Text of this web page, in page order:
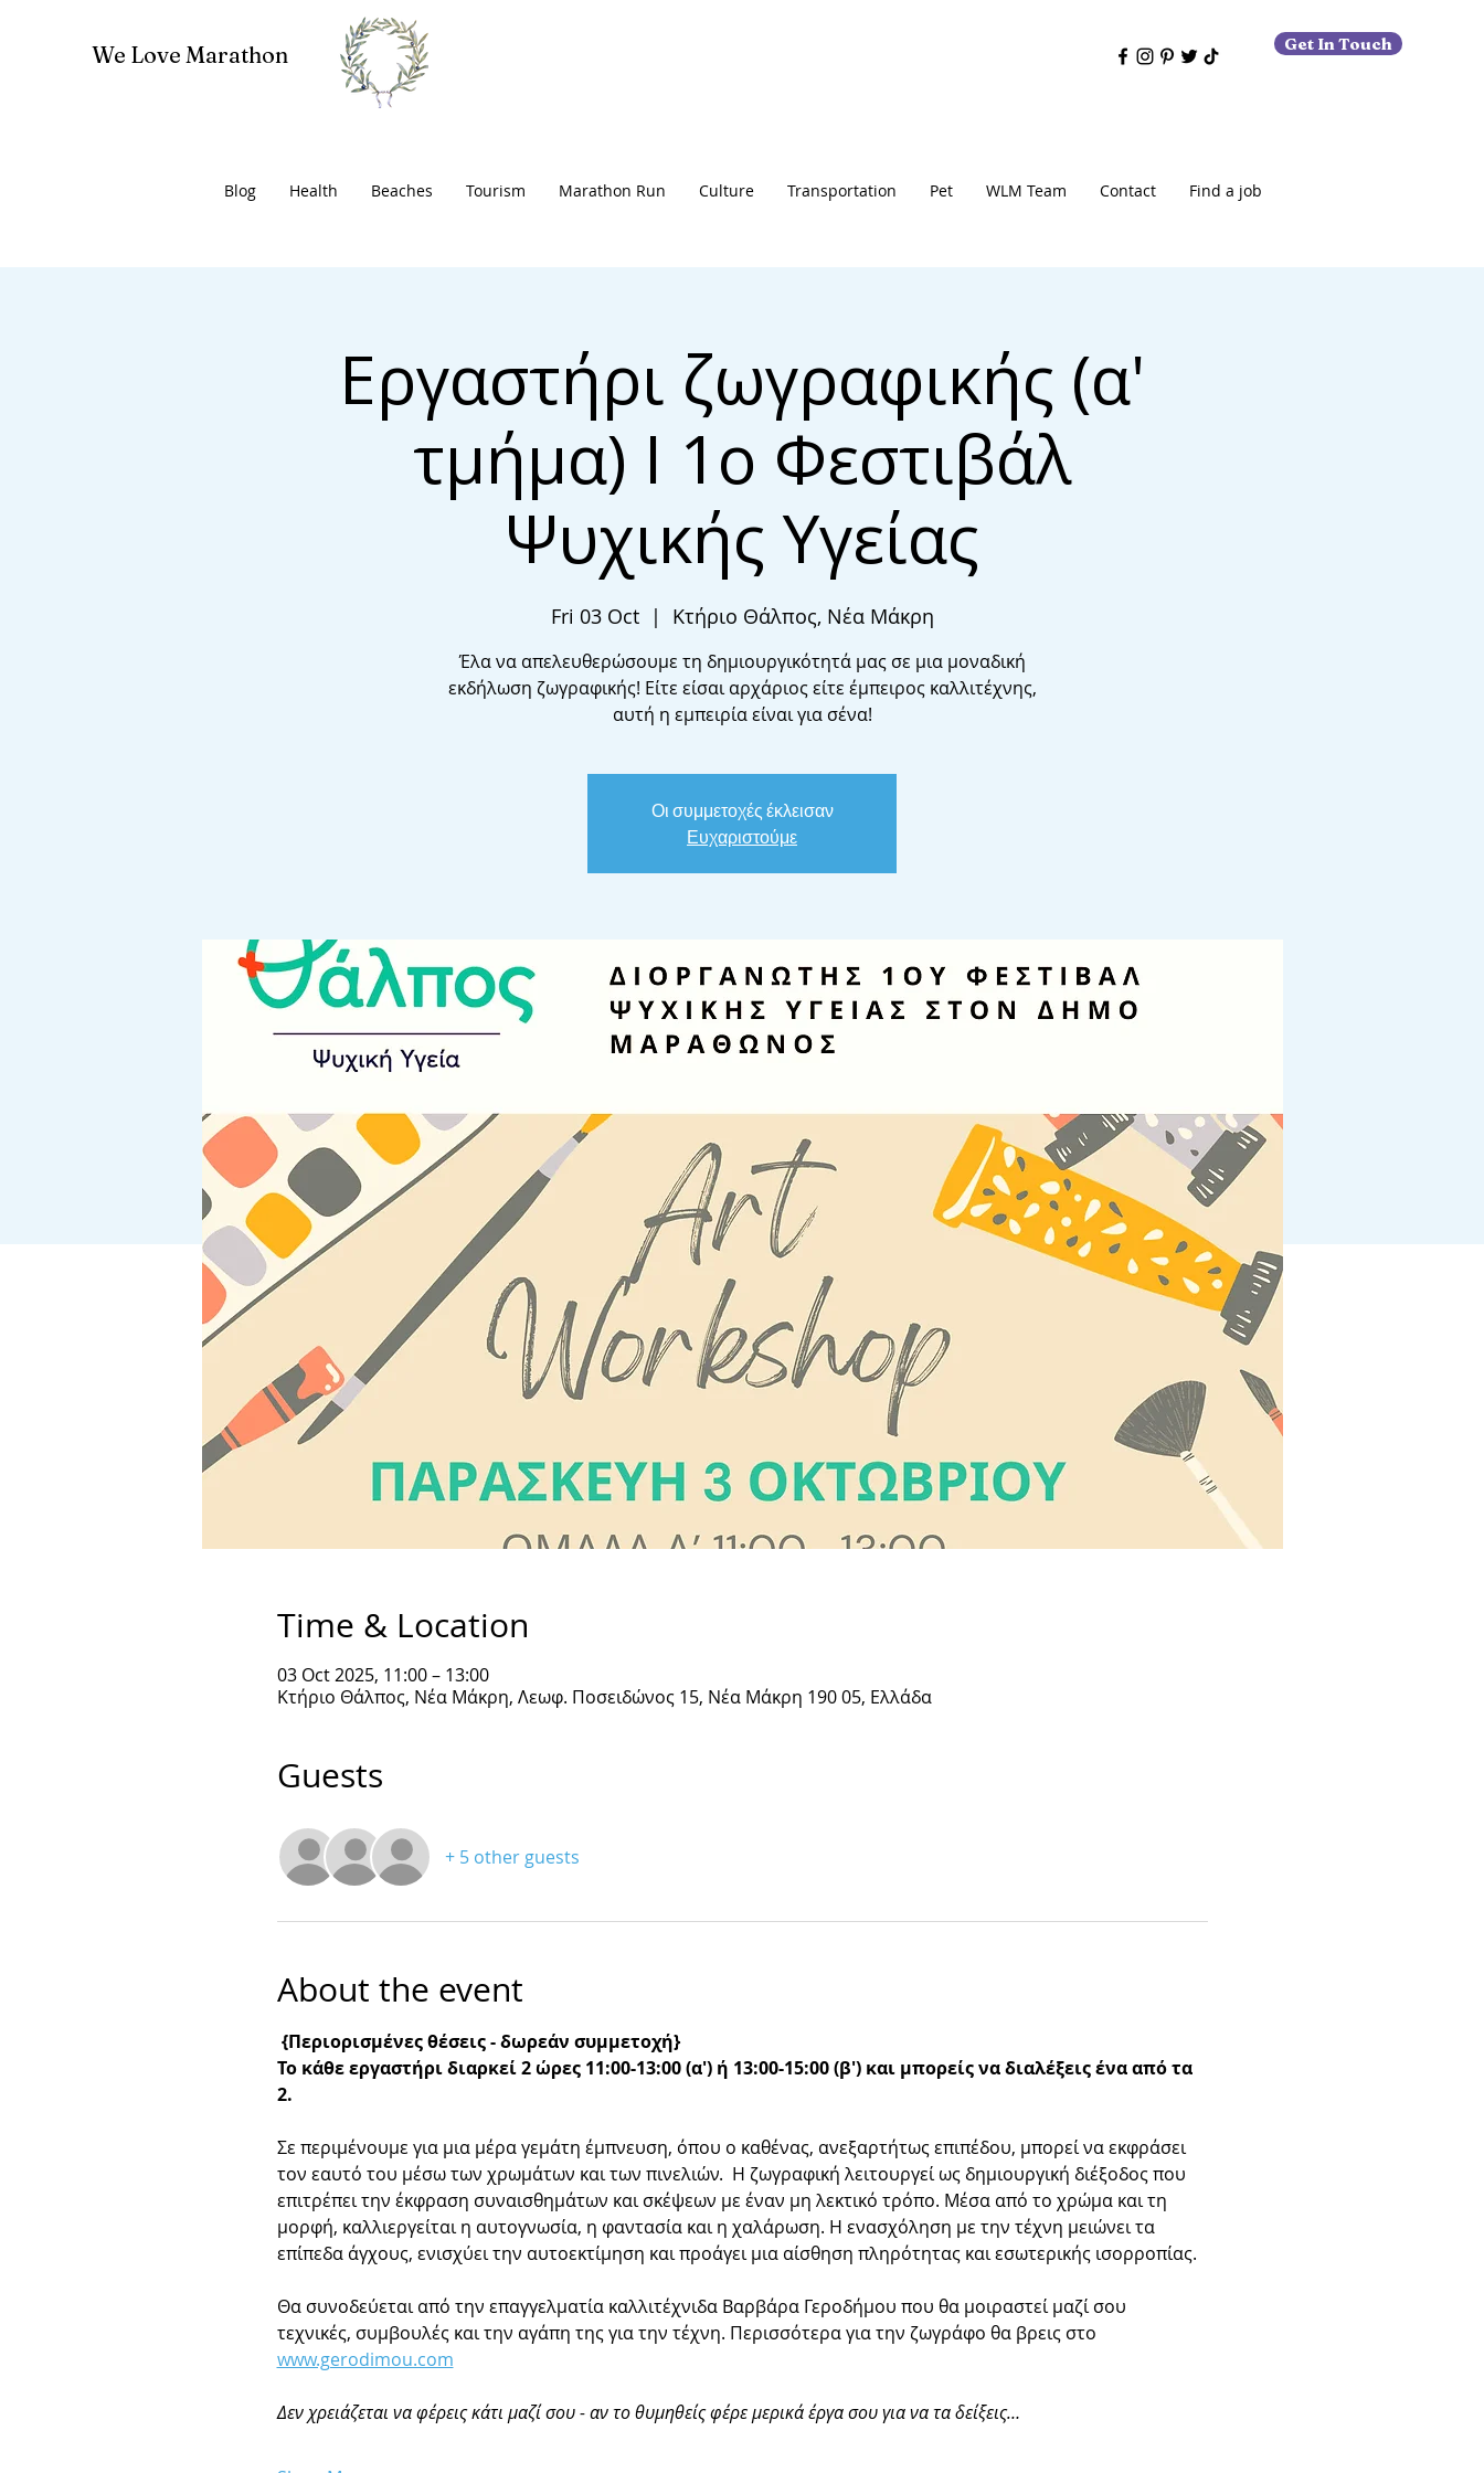
We Love Marathon Get In Touch
Blog Health Beaches Tourism Marathon Run Culture Transportation Pet WLM Team Contact Find a job
Εργαστήρι ζωγραφικής (α'
τμήμα) Ι 1ο Φεστιβάλ
Ψυχικής Υγείας
Fri 03 Oct
  |
Κτήριο Θάλπος, Νέα Μάκρη
Έλα να απελευθερώσουμε τη δημιουργικότητά μας σε μια μοναδική
εκδήλωση ζωγραφικής! Είτε είσαι αρχάριος είτε έμπειρος καλλιτέχνης,
Οι συμμετοχές έκλεισαν
Ευχαριστούμε
Time & Location
03 Oct 2025, 11:00 – 13:00
Κτήριο Θάλπος, Νέα Μάκρη, Λεωφ. Ποσειδώνος 15, Νέα Μάκρη 190 05, Ελλάδα
Guests
+ 5 other guests
About the event
{Περιορισμένες θέσεις - δωρεάν συμμετοχή}
Το κάθε εργαστήρι διαρκεί 2 ώρες 11:00-13:00 (α') ή 13:00-15:00 (β') και μπορείς να διαλέξεις ένα από τα
2.
Σε περιμένουμε για μια μέρα γεμάτη έμπνευση, όπου ο καθένας, ανεξαρτήτως επιπέδου, μπορεί να εκφράσει
τον εαυτό του μέσω των χρωμάτων και των πινελιών.  Η ζωγραφική λειτουργεί ως δημιουργική διέξοδος που
επιτρέπει την έκφραση συναισθημάτων και σκέψεων με έναν μη λεκτικό τρόπο. Μέσα από το χρώμα και τη
μορφή, καλλιεργείται η αυτογνωσία, η φαντασία και η χαλάρωση. Η ενασχόληση με την τέχνη μειώνει τα
επίπεδα άγχους, ενισχύει την αυτοεκτίμηση και προάγει μια αίσθηση πληρότητας και εσωτερικής ισορροπίας.
Θα συνοδεύεται από την επαγγελματία καλλιτέχνιδα Βαρβάρα Γεροδήμου που θα μοιραστεί μαζί σου
τεχνικές, συμβουλές και την αγάπη της για την τέχνη. Περισσότερα για την ζωγράφο θα βρεις στο
www.gerodimou.com
Δεν χρειάζεται να φέρεις κάτι μαζί σου - αν το θυμηθείς φέρε μερικά έργα σου για να τα δείξεις…